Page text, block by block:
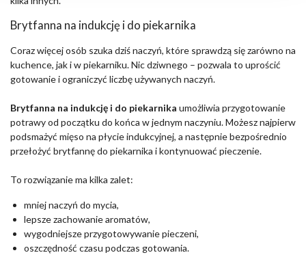
Brytfanna na indukcję i do piekarnika
Coraz więcej osób szuka dziś naczyń, które sprawdzą się zarówno na
kuchence, jak i w piekarniku. Nic dziwnego – pozwala to uprościć
gotowanie i ograniczyć liczbę używanych naczyń.
Brytfanna na indukcję i do piekarnika umożliwia przygotowanie
potrawy od początku do końca w jednym naczyniu. Możesz najpierw
podsmażyć mięso na płycie indukcyjnej, a następnie bezpośrednio
przełożyć brytfannę do piekarnika i kontynuować pieczenie.
To rozwiązanie ma kilka zalet:
mniej naczyń do mycia,
lepsze zachowanie aromatów,
wygodniejsze przygotowywanie pieczeni,
oszczędność czasu podczas gotowania.